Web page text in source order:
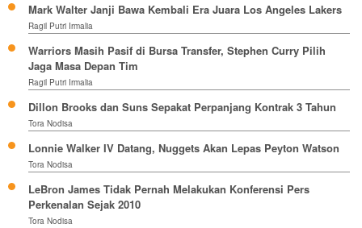
Mark Walter Janji Bawa Kembali Era Juara Los Angeles Lakers
Ragil Putri Irmalia
Warriors Masih Pasif di Bursa Transfer, Stephen Curry Pilih
Jaga Masa Depan Tim
Ragil Putri Irmalia
Dillon Brooks dan Suns Sepakat Perpanjang Kontrak 3 Tahun
Tora Nodisa
Lonnie Walker IV Datang, Nuggets Akan Lepas Peyton Watson
Tora Nodisa
LeBron James Tidak Pernah Melakukan Konferensi Pers
Perkenalan Sejak 2010
Tora Nodisa